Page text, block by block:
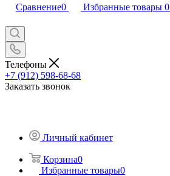
Сравнение0 Избранные товары 0
Телефоны
+7 (912) 598-68-68
Заказать звонок
Личный кабинет
Корзина0
Избранные товары0